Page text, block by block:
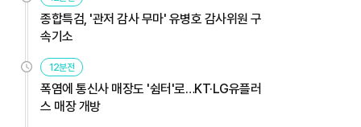
종합특검, '관저 감사 무마' 유병호 감사위원 구
속기소
12분전
폭염에 통신사 매장도 '쉼터'로…KT·LG유플러
스 매장 개방